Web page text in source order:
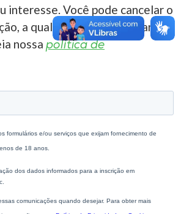
interesse. Você pode cancelar o
a qualquer momento. Para
nossa política de